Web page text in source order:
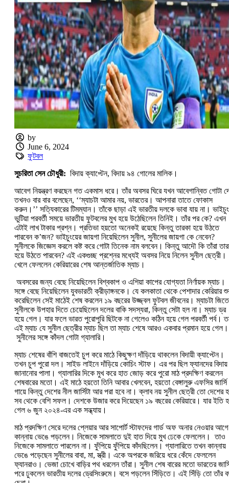
by
June 6, 2024
ফুটবল
সুচরিতা সেন চৌধুরী: বিদায় ক্যাপ্টেন, বিদায় ৯৪ গোলের মালিক।
আবেগ নিয়ন্ত্রণ করছেন গত একমাস ধরে। তাঁর অবসর ঘিরে যখন আবেগান্বিত গোটা
তখনও বার বার বলেছেন, ‘‘ম্যাচটা আমার নয়, ভারতের। আপনারা তাতে ফোকাস
করুন।’’ সত্যিকারের টিমম্যান। তাঁকে ছাড়া এই ভারতীয় দলকে ভাবা যায় না। ভাইচুং
ভুটিয়া পরবর্তী সময়ে ভারতীয় ফুটবলের মুখ হয়ে উঠেছিলেন তিনিই। তাঁর পর কে? এখন
এটাই লাখ টাকার প্রশ্ন। প্রতিভা হয়তো অনেকই রয়েছে কিন্তু তারকা হয়ে উঠতে
পারবেন ক’জন? ভাইচুংয়ের জায়গা নিয়েছিলেন সুনীল, সুনীলের জায়গা কে নেবেন?
সুনীলকে জিজ্ঞেস করলে কষ্ট করে গোটা তিনেক নাম বলবেন। কিন্তু আদৌ কি তাঁরা
হয়ে উঠতে পারবেন? এই একগুচ্ছ প্রশ্নের মধ্যেই অবসর নিয়ে নিলেন সুনীল ছেত্রী।
খেলে ফেললেন কেরিয়ারের শেষ আন্তর্জাতিক ম্যাচ।
অবসরের জন্য বেছে নিয়েছিলেন বিশ্বকাপ ও এশিয়া কাপের যোগ্যতা নির্ণায়ক ম্যাচ।
সঙ্গে বেছে নিয়েছিলেন যুবভারতী ক্রীড়াঙ্গনকে। যে কলকাতা থেকে পেশাদার কেরিয়ার
করেছিলেন সেই মাঠেই শেষ করলেন ১৯ বছরের উজ্জ্বল ফুটবল জীবনের। ম্যাচটা জিতে
সুনীলকে উপহার দিতে চেয়েছিলেন দলের বাকি সদস্যরা, কিন্তু সেটা হল না। ম্যাচ ড্র
হয়ে গেল। যার ফলে ভারত পুরোপুরি ছিটকে না গেলেও কঠিন হয়ে গেল পরবর্তী পর্ব।
এই ম্যাচ যে সুনীল ছেত্রীর ম্যাচ ছিল তা ম্যাচ শেষে আরও একবার প্রমান হয়ে গেল।
সুনীলের সঙ্গে কাঁদল গোটা গ্যালারি।
ম্যাচ শেষের বাঁশি বাজতেই চুপ করে মাঠে কিছুক্ষণ দাঁড়িয়ে থাকলেন বিদায়ী ক্যাপ্টেন।
তখন চুপ পুরো দল। সাইড লাইনে দাঁড়িয়ে কোচিং স্টাফ। এর পর ছিল ফ্যানদের বিদায়
জানানোর পালা। গ্যালারির দিকে মুখ করে হাত জোড় করে পুরো মাঠ প্রদক্ষিণ করলেন
শেষবারের মতো। এই মাঠে হয়তো তিনি আবার খেলবেন, হয়তো বেঙ্গালুরু এফসির জার্সি
গায়ে কিন্তু দেশের নীল জার্সিটা আর পরা হবে না। ক্লাব নয় সুনীল ছেত্রী তো দেশের
সব থেকে বেশি সফল। দেশকে উজার করে দিয়েছেন ১৯ বছরের কেরিয়ারে। যার ইতি
গেল ৬ জুন ২০২৪-এর এক সন্ধ্যায়।
মাঠ প্রদক্ষিণ সেরে দলের প্লেয়ার আর সাপোর্ট স্টাফদের গার্ড অফ অনার নেওয়ার আগে
কান্নায় ভেঙে পড়লেন। নিজেকে সামলাতে দুই হাত দিয়ে মুখ ঢেকে ফেললেন। তাও
নিজেকে সামলাতে পারলেন না। ফুঁপিয়ে ফুঁপিয়ে কাঁদছিলেন। গ্যালারিতে তখন কান্নায়
ভেঙে পড়েছেন সুনীলের বাবা, মা, স্ত্রী। একে অপরকে জরিয়ে ধরে কেঁদে ফেললেন
ফ্যানরাও। ভেজা চোখে বাড়ির পথ ধরলেন তাঁরা। সুনীল শেষ বারের মতো ভারতের
পরে ঢুকলেন ভারতীয় দলের ড্রেসিংরুমে। বসে পড়লেন সিঁড়িতে। এই সিঁড়ি তো তাঁর